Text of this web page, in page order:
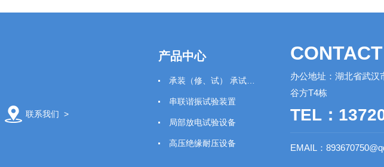
联系我们 >
产品中心
串联谐振试验装置
局部放电试验设备
高压绝缘耐压设备
CONTACT
办公地址：湖北省武汉
谷方T4栋
TEL：
EMAIL：